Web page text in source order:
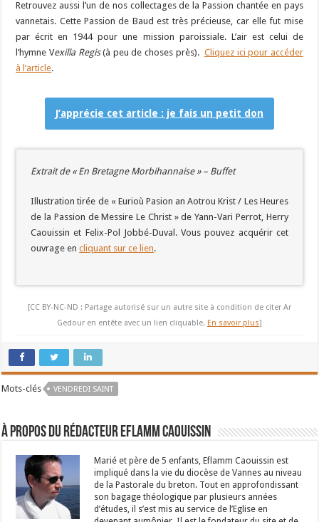
Retrouvez aussi l’un de nos collectages de la Passion chantée en pays
vannetais. Cette Passion de Baud est très précieuse, car elle fut mise
par écrit en 1944 pour une mission paroissiale. L’air est celui de
l’hymne Vexilla Regis(à peu de choses près). Cliquez ici pour accéder
à l’article.
J’apprécie cet article : je fais un petit don
Extrait de « En Bretagne Morbihannaise » – Buffet
Illustration tirée de « Eurioù Pasion an Aotrou Krist / Les Heures
de la Passion de Messire Le Christ » de Yann-Vari Perrot, Herry
Caouissin et Felix-Pol Jobbé-Duval. Vous pouvez acquérir cet
ouvrage encliquant sur ce lien.
[CC BY-NC-ND : Partage autorisé sur un autre site à condition de citer Ar
Gedour en entête avec un lien cliquable. En savoir plus]
Mots-clés VENDREDI SAINT
À propos du rédacteur Eflamm Caouissin
Marié et père de 5 enfants, Eflamm Caouissin est
impliqué dans la vie du diocèse de Vannes au niveau
de la Pastorale du breton. Tout en approfondissant
son bagage théologique par plusieurs années
d’études, il s’est mis au service de l’Eglise en